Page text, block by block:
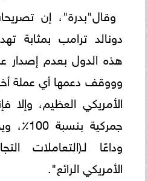
وقال"بدرة"، إن
دونالد ترامب بمثابة
هذه الدول بعدم إصدار
وووقف دعمها أي عملة
الأمريكي العظيم، وإلا
جمركية
وداعًا لـ(التعاملات
الأمريكي الرائع".